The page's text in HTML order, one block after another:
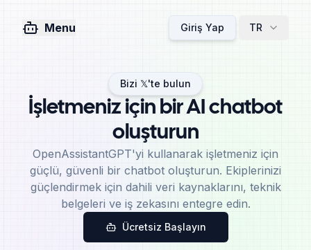
Menu Giriş Yap TR
Bizi 𝕏'te bulun
İşletmeniz için bir AI chatbot
oluşturun
OpenAssistantGPT'yi kullanarak işletmeniz için
güçlü, güvenli bir chatbot oluşturun. Ekiplerinizi
güçlendirmek için dahili veri kaynaklarını, teknik
belgeleri ve iş zekasını entegre edin.
Ücretsiz Başlayın